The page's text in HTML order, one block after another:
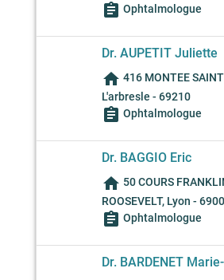
assignment Ophtalmologue
Dr. AUPETIT Juliette
home 416 MONTEE
L'arbresle - 69210
assignment Ophtalmologue
Dr. BAGGIO Eric
home 50 COURS
ROOSEVELT, Lyon -
assignment Ophtalmologue
Dr. BARDENET